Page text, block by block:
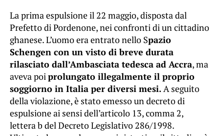
La prima espulsione il 22 maggio, disposta dal
Prefetto di Pordenone, nei confronti di un cittadino
ghanese. L’uomo era entrato nello Spazio
Schengen con un visto di breve durata
rilasciato dall’Ambasciata tedesca ad Accra, ma
aveva poiprolungato illegalmente il proprio
soggiorno in Italia per diversi mesi.A seguito
della violazione, è stato emesso un decreto di
espulsione ai sensi dell’articolo 13, comma 2,
lettera b del Decreto Legislativo 286/1998.